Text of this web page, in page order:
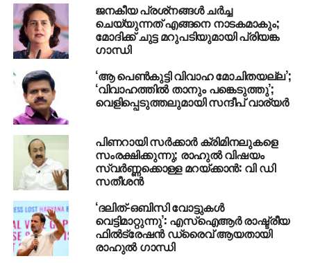
RELATED TOPICS: CONGRESS GORAKHPUR
UP NEXT
നീതി വൈകിക്കുന്നത്, നിഷേധിക്കുന്നതിന്
തുല്യം; പ്രതിഷേധവുമായി സിനിമയിലെ വനിതാ
കൂട്ടായ്മ
DON'T MISS
വീണ്ടും ലൈംഗിക ആരോപണം; ട്രംപിനെ
കുരുക്കിലാക്കി പ്ലേ ബോയ് മോഡല്‍
ജനകീയ പ്രശ്‌നങ്ങള്‍ ചര്‍ച്ച
ചെയ്യുന്നത് എങ്ങനെ നാടകമാകും;
മോദിക്ക് ചുട്ട മറുപടിയുമായി പ്രിയങ്ക
ഗാന്ധി
‘ആ പെണ്‍കുട്ടി വിവാഹ മോചിതയല്ല’;
‘വിവാഹത്തില്‍ താനും പങ്കെടുത്തു’;
വെളിപ്പെടുത്തലുമായി സന്ദീപ് വാര്യര്‍
പിണറായി സര്‍ക്കാര്‍ ക്രിമിനലുകളെ
സംരക്ഷിക്കുന്നു; രാഹുല്‍ വിഷയം
സ്വര്‍ണ്ണക്കൊള്ള മറയ്ക്കാന്‍: വി ഡി
സതീശന്‍
‘ദലിത്-ഒബിസി വോട്ടുകള്‍
വെട്ടിമാറ്റുന്നു’: എസ്‌ഐആര്‍ രാഷ്ട്രീയ
ഫില്‍ട്രേഷന്‍ ഡ്രൈവ് ആയതായി
രാഹുല്‍ ഗാന്ധി